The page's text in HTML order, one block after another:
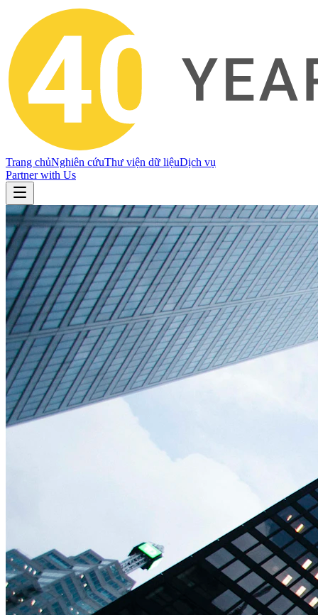
Trang chủNghiên cứuThư viện dữ liệuDịch vụ
Partner with Us